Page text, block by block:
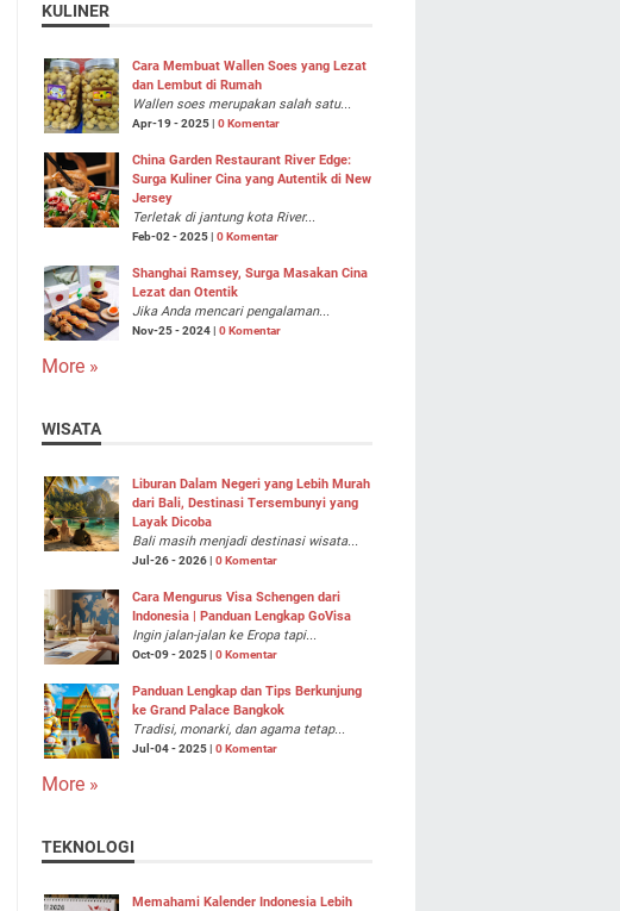
KULINER
Cara Membuat Wallen Soes yang Lezat
dan Lembut di Rumah
Wallen soes merupakan salah satu...
Apr-19 - 2025 | 0 Komentar
China Garden Restaurant River Edge:
Surga Kuliner Cina yang Autentik di New
Jersey
Terletak di jantung kota River...
Feb-02 - 2025 | 0 Komentar
Shanghai Ramsey, Surga Masakan Cina
Lezat dan Otentik
Jika Anda mencari pengalaman...
Nov-25 - 2024 | 0 Komentar
More »
WISATA
Liburan Dalam Negeri yang Lebih Murah
dari Bali, Destinasi Tersembunyi yang
Layak Dicoba
Bali masih menjadi destinasi wisata...
Jul-26 - 2026 | 0 Komentar
Cara Mengurus Visa Schengen dari
Indonesia | Panduan Lengkap GoVisa
Ingin jalan-jalan ke Eropa tapi...
Oct-09 - 2025 | 0 Komentar
Panduan Lengkap dan Tips Berkunjung
ke Grand Palace Bangkok
Tradisi, monarki, dan agama tetap...
Jul-04 - 2025 | 0 Komentar
More »
TEKNOLOGI
Memahami Kalender Indonesia Lebih